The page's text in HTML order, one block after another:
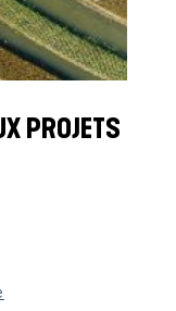
PROJETS